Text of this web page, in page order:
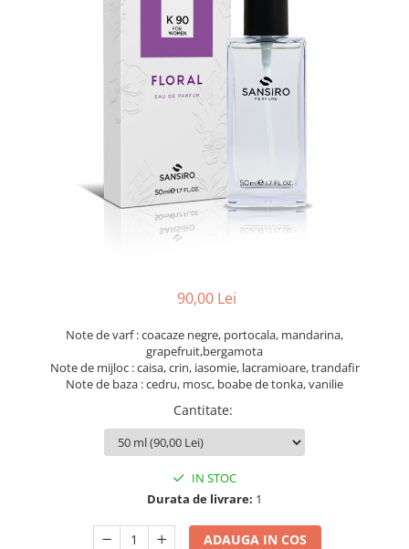
90,00 Lei
Note de varf : coacaze negre, portocala, mandarina,
grapefruit,bergamota
Note de mijloc : caisa, crin, iasomie, lacramioare, trandafir
Note de baza : cedru, mosc, boabe de tonka, vanilie
Cantitate:
IN STOC
Durata de livrare: 1
ADAUGA IN COS